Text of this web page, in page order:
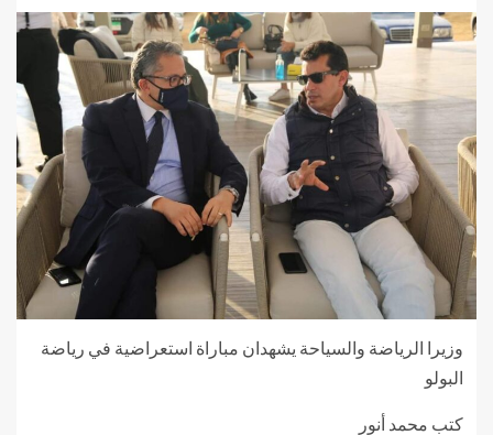
وزيرا الرياضة والسياحة يشهدان مباراة استعراضية في رياضة
البولو
كتب محمد أنور